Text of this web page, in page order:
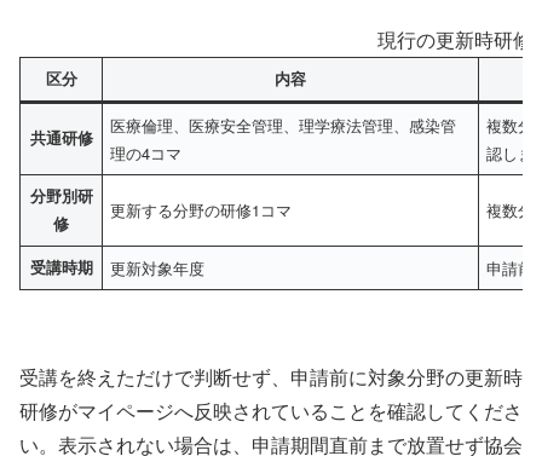
現行の更新時研修
区分 内容
共通研修
医療倫理、医療安全管理、理学療法管理、感染管
理の4コマ
複数分
認しま
分野別研
修
更新する分野の研修1コマ 複数分
受講時期 更新対象年度 申請前
受講を終えただけで判断せず、申請前に対象分野の更新時
研修がマイページへ反映されていることを確認してくださ
い。表示されない場合は、申請期間直前まで放置せず協会